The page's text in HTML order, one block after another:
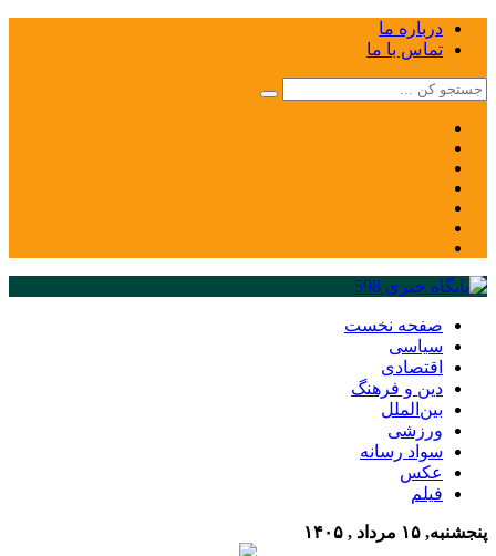
درباره ما
تماس با ما
صفحه نخست
سیاسی
اقتصادی
دین و فرهنگ
بین‌الملل
ورزشی
سواد رسانه
عکس
فیلم
پنجشنبه, ۱۵ مرداد , ۱۴۰۵